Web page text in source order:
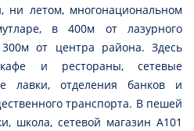
летом, многонациональном
в 400м от лазурного
от центра района. Здесь
и рестораны, сетевые
лавки, отделения банков и
транспорта. В пешей
школа, сетевой магазин А101